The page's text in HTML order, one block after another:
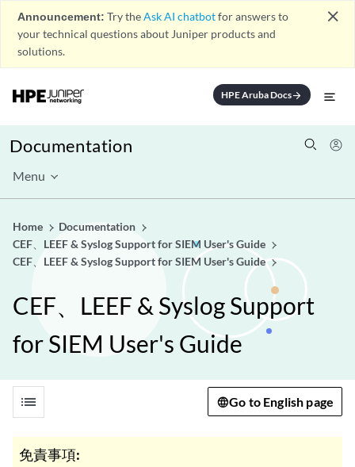
Announcement: Try theAsk AI chatbotfor answers to
your technical questions about Juniper products and
solutions.
close
HPE Aruba Docsarrow_forward
Documentation
Menu
Home
Documentation
CEF、LEEF & Syslog Support for SIEM User's Guide
CEF、LEEF & Syslog Support for SIEM User's Guide
CEF、LEEF & Syslog Support
for SIEM User's Guide
list Go to English page
免責事項: